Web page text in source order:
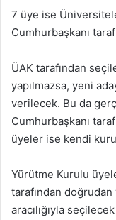
7 üye ise
Cumhurbaşkanı
ÜAK tarafından
yapılmazsa, yeni
verilecek. Bu da
Cumhurbaşkanı
üyeler ise kendi
Yürütme Kurulu
tarafından
aracılığıyla